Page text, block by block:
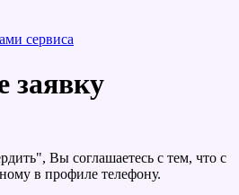
сервиса
заявку
Вы соглашаетесь с тем, что с
в профиле телефону.